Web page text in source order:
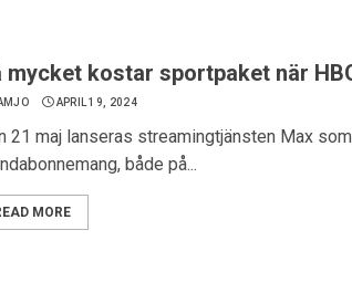
mycket kostar sportpaket när
APRIL 19, 2024
21 maj lanseras streamingtjänsten Max
både på...
MORE